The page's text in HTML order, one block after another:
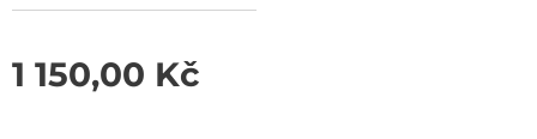
1 150,00 Kč